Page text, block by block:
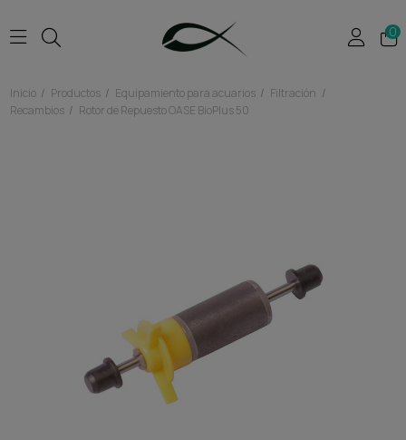
0
Inicio Productos Equipamiento para acuarios
Filtración
Recambios
Rotor de Repuesto OASE BioPlus 50